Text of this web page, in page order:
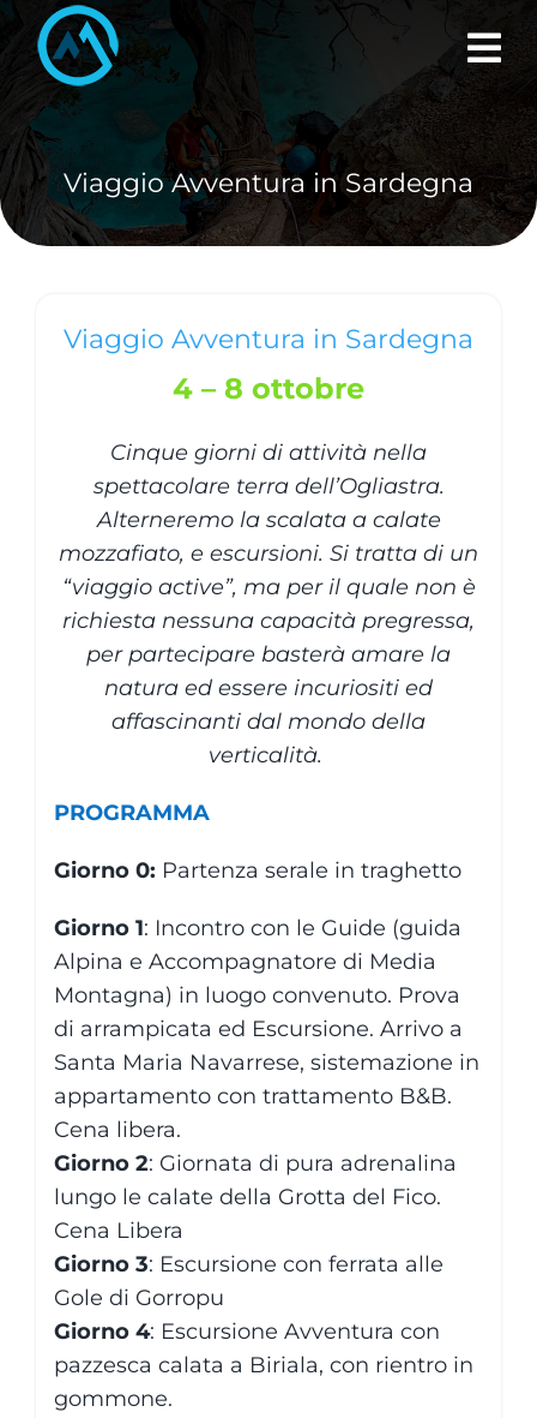
content
Viaggio Avventura in Sardegna
Viaggio Avventura in Sardegna
4 – 8 ottobre
Cinque giorni di attività nella
spettacolare terra dell’Ogliastra.
Alterneremo la scalata a calate
mozzafiato, e escursioni. Si tratta di un
“viaggio active”, ma per il quale non è
richiesta nessuna capacità pregressa,
per partecipare basterà amare la
natura ed essere incuriositi ed
affascinanti dal mondo della
verticalità.
PROGRAMMA
Giorno 0: Partenza serale in traghetto
Giorno 1: Incontro con le Guide (guida
Alpina e Accompagnatore di Media
Montagna) in luogo convenuto. Prova
di arrampicata ed Escursione. Arrivo a
Santa Maria Navarrese, sistemazione in
appartamento con trattamento B&B.
Cena libera.
Giorno 2: Giornata di pura adrenalina
lungo le calate della Grotta del Fico.
Cena Libera
Giorno 3: Escursione con ferrata alle
Gole di Gorropu
Giorno 4: Escursione Avventura con
pazzesca calata a Biriala, con rientro in
gommone.